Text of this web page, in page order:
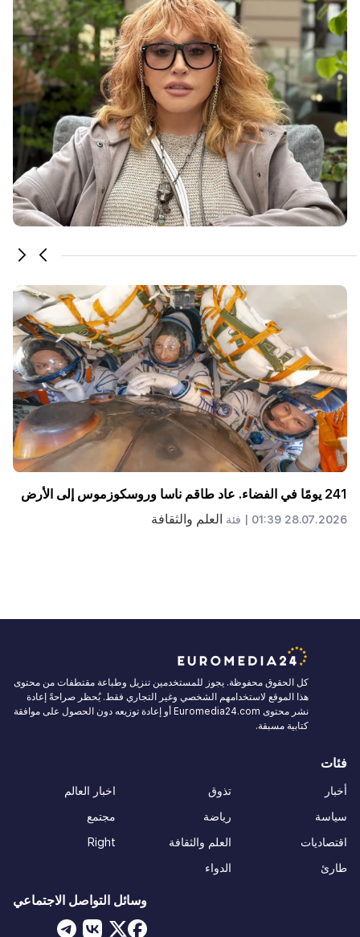
كيف ولماذا تم تسليم أغدام إلى أذربيجان في عام 2020، اسأل
نيكول باشينيان. آرثر خاتشاتريان
كل الحقوق محفوظة. يجوز للمستخدمين تنزيل وطباعة مقتطفات من محتوى
هذا الموقع لاستخدامهم الشخصي وغير التجاري فقط. يُحظر صراحةً إعادة
نشر محتوى Euromedia24.com أو إعادة توزيعه دون الحصول على موافقة
كتابية مسبقة.
فئات
أخبار
سياسة
اقتصاديات
طارئ
تذوق
رياضة
العلم والثقافة
الدواء
اخبار العالم
مجتمع
Right
وسائل التواصل الاجتماعي